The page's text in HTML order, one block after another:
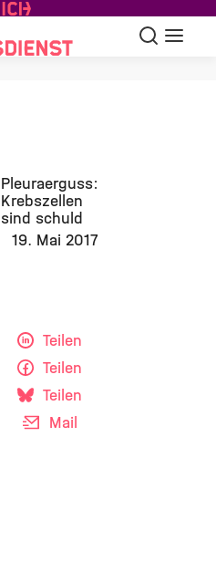
Suche
Pleuraerguss:
Krebszellen
sind schuld
19. Mai 2017
Teilen
Teilen
Teilen
Mail